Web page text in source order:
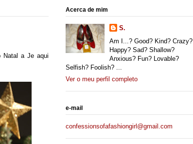
Natal a Je aqui
Acerca de mim
S.
Am I...? Good? Kind? Crazy?
Happy? Sad? Shallow?
Anxious? Fun? Lovable?
Selfish? Foolish? ...
Ver o meu perfil completo
e-mail
confessionsofafashiongirl@gmail.com